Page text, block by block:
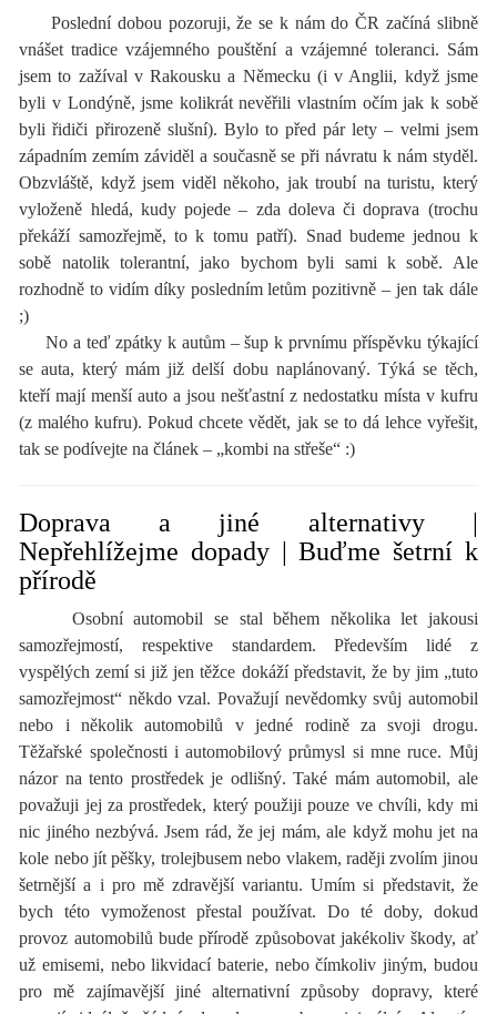
Poslední dobou pozoruji, že se k nám do ČR začíná slibně
vnášet tradice vzájemného pouštění a vzájemné toleranci. Sám
jsem to zažíval v Rakousku a Německu (i v Anglii, když jsme
byli v Londýně, jsme kolikrát nevěřili vlastním očím jak k sobě
byli řidiči přirozeně slušní). Bylo to před pár lety – velmi jsem
západním zemím záviděl a současně se při návratu k nám styděl.
Obzvláště, když jsem viděl někoho, jak troubí na turistu, který
vyloženě hledá, kudy pojede – zda doleva či doprava (trochu
překáží samozřejmě, to k tomu patří). Snad budeme jednou k
sobě natolik tolerantní, jako bychom byli sami k sobě. Ale
rozhodně to vidím díky posledním letům pozitivně – jen tak dále
;)
No a teď zpátky k autům – šup k prvnímu příspěvku týkající
se auta, který mám již delší dobu naplánovaný. Týká se těch,
kteří mají menší auto a jsou nešťastní z nedostatku místa v kufru
(z malého kufru). Pokud chcete vědět, jak se to dá lehce vyřešit,
tak se podívejte na článek – „kombi na střeše“ :)
Doprava a jiné alternativy |
Nepřehlížejme dopady | Buďme šetrní k
přírodě
Osobní automobil se stal během několika let jakousi
samozřejmostí, respektive standardem. Především lidé z
vyspělých zemí si již jen těžce dokáží představit, že by jim „tuto
samozřejmost“ někdo vzal. Považují nevědomky svůj automobil
nebo i několik automobilů v jedné rodině za svoji drogu.
Těžařské společnosti i automobilový průmysl si mne ruce. Můj
názor na tento prostředek je odlišný. Také mám automobil, ale
považuji jej za prostředek, který použiji pouze ve chvíli, kdy mi
nic jiného nezbývá. Jsem rád, že jej mám, ale když mohu jet na
kole nebo jít pěšky, trolejbusem nebo vlakem, raději zvolím jinou
šetrnější a i pro mě zdravější variantu. Umím si představit, že
bych této vymoženost přestal používat. Do té doby, dokud
provoz automobilů bude přírodě způsobovat jakékoliv škody, ať
už emisemi, nebo likvidací baterie, nebo čímkoliv jiným, budou
pro mě zajímavější jiné alternativní způsoby dopravy, které